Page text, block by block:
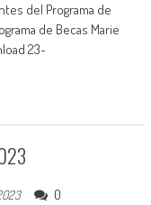
del Programa de
de Becas Marie
23-
0